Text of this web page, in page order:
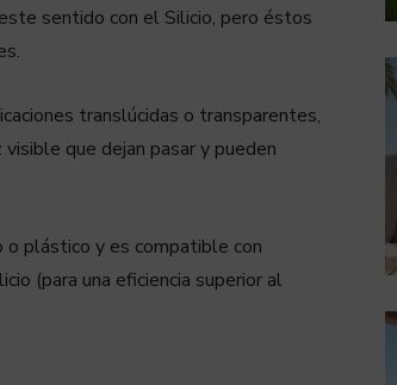
sentido con el Silicio, pero éstos
translúcidas o transparentes,
que dejan pasar y pueden
o plástico y es compatible con
(para una eficiencia superior al